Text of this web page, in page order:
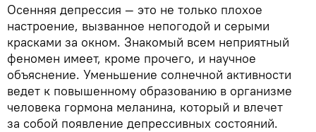
Осенняя депрессия — это не только плохое
настроение, вызванное непогодой и серыми
красками за окном. Знакомый всем неприятный
феномен имеет, кроме прочего, и научное
объяснение. Уменьшение солнечной активности
ведет к повышенному образованию в организме
человека гормона меланина, который и влечет
за собой появление депрессивных состояний.